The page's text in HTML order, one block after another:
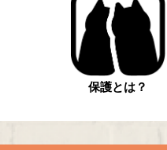
保護とは？